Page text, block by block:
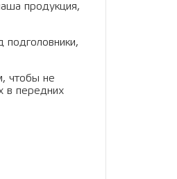
продукция,
подголовники,
чтобы не
в передних